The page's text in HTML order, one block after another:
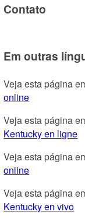
Contato
Em outras
Veja esta página
online
Veja esta página
Kentucky en ligne
Veja esta página
online
Veja esta página
Kentucky en vivo